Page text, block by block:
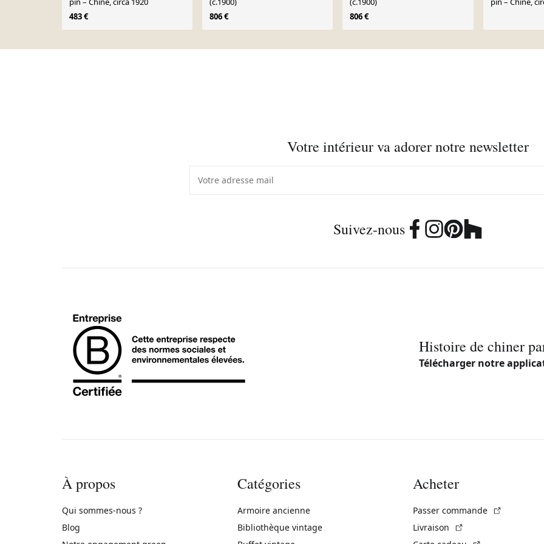
483 €
806 €
806 €
Votre intérieur va adorer notre newsletter
Suivez-nous
Histoire de chiner
Télécharger notre
À propos
Qui sommes-nous ?
Blog
Catégories
Armoire ancienne
Bibliothèque vintage
Acheter
Passer commande
Livraison